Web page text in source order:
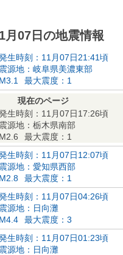
月07日の地震情報
生時刻：11月07日21:41頃
震源地：岐阜県美濃東部
M3.1
最大震度：1
現在のページ
生時刻：11月07日17:26頃
震源地：栃木県南部
M2.6
最大震度：1
生時刻：11月07日12:07頃
震源地：愛知県西部
M2.8
最大震度：1
生時刻：11月07日04:26頃
震源地：日向灘
M4.4
最大震度：3
生時刻：11月07日01:23頃
震源地：日向灘